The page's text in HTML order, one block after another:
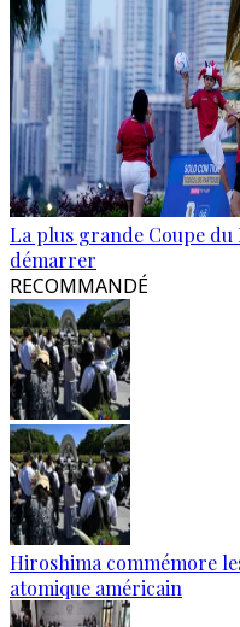
La plus grande Coupe du
démarrer
RECOMMANDÉ
Hiroshima commémore
atomique américain